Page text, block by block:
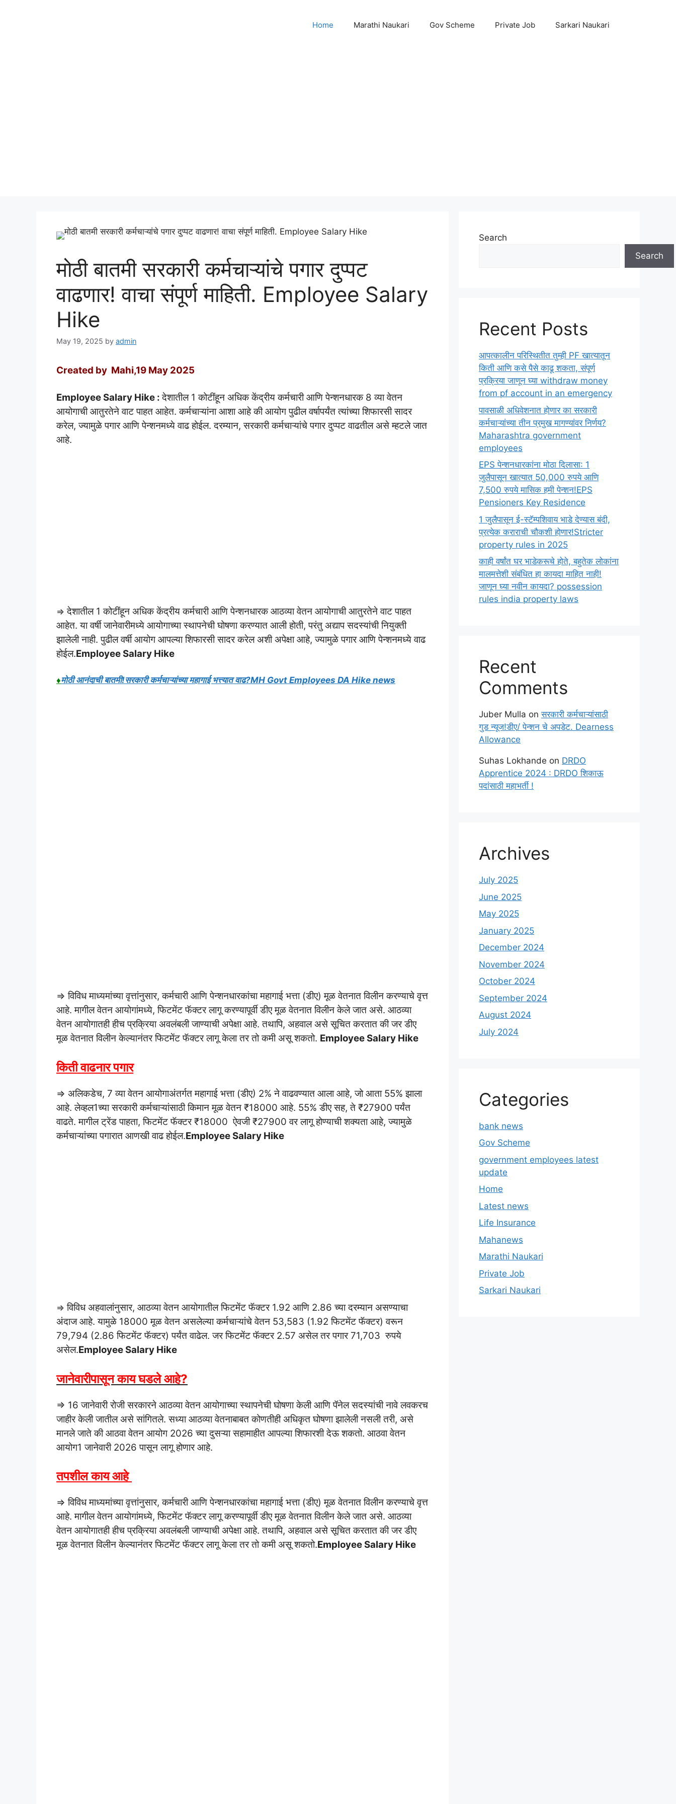
Home Marathi Naukari Gov Scheme Private Job Sarkari Naukari
मोठी बातमी सरकारी कर्मचाऱ्यांचे पगार दुप्पट
वाढणार! वाचा संपूर्ण माहिती. Employee Salary
Hike
May 19, 2025 by admin
Created by Mahi,19 May 2025
Employee Salary Hike :देशातील 1 कोटींहून अधिक केंद्रीय कर्मचारी आणि पेन्शनधारक 8 व्या वेतन
आयोगाची आतुरतेने वाट पाहत आहेत. कर्मचाऱ्यांना आशा आहे की आयोग पुढील वर्षापर्यंत त्यांच्या शिफारसी सादर
करेल, ज्यामुळे पगार आणि पेन्शनमध्ये वाढ होईल. दरम्यान, सरकारी कर्मचाऱ्यांचे पगार दुप्पट वाढतील असे म्हटले जात
आहे.
⇒देशातील 1 कोटींहून अधिक केंद्रीय कर्मचारी आणि पेन्शनधारक आठव्या वेतन आयोगाची आतुरतेने वाट पाहत
आहेत. या वर्षी जानेवारीमध्ये आयोगाच्या स्थापनेची घोषणा करण्यात आली होती, परंतु अद्याप सदस्यांची नियुक्ती
झालेली नाही. पुढील वर्षी आयोग आपल्या शिफारसी सादर करेल अशी अपेक्षा आहे, ज्यामुळे पगार आणि पेन्शनमध्ये वाढ
होईल.Employee Salary Hike
♦मोठी आनंदाची बातमी!सरकारी कर्मचाऱ्यांच्या महागाई भत्त्यात वाढ?MH Govt Employees DA Hike news
⇒ विविध माध्यमांच्या वृत्तांनुसार, कर्मचारी आणि पेन्शनधारकांचा महागाई भत्ता (डीए) मूळ वेतनात विलीन करण्याचे वृत्त
आहे. मागील वेतन आयोगांमध्ये, फिटमेंट फॅक्टर लागू करण्यापूर्वी डीए मूळ वेतनात विलीन केले जात असे. आठव्या
वेतन आयोगातही हीच प्रक्रिया अवलंबली जाण्याची अपेक्षा आहे. तथापि, अहवाल असे सूचित करतात की जर डीए
मूळ वेतनात विलीन केल्यानंतर फिटमेंट फॅक्टर लागू केला तर तो कमी असू शकतो. Employee Salary Hike
किती वाढनार पगार
⇒ अलिकडेच, 7 व्या वेतन आयोगाअंतर्गत महागाई भत्ता (डीए) 2% ने वाढवण्यात आला आहे, जो आता 55% झाला
आहे. लेव्हल1च्या सरकारी कर्मचाऱ्यांसाठी किमान मूळ वेतन ₹18000 आहे. 55% डीए सह, ते ₹27900 पर्यंत
वाढते. मागील ट्रेंड पाहता, फिटमेंट फॅक्टर ₹18000 ऐवजी ₹27900 वर लागू होण्याची शक्यता आहे, ज्यामुळे
कर्मचाऱ्यांच्या पगारात आणखी वाढ होईल.Employee Salary Hike
⇒ विविध अहवालांनुसार, आठव्या वेतन आयोगातील फिटमेंट फॅक्टर 1.92 आणि 2.86 च्या दरम्यान असण्याचा
अंदाज आहे. यामुळे 18000 मूळ वेतन असलेल्या कर्मचाऱ्यांचे वेतन 53,583 (1.92 फिटमेंट फॅक्टर) वरून
79,794 (2.86 फिटमेंट फॅक्टर) पर्यंत वाढेल. जर फिटमेंट फॅक्टर 2.57 असेल तर पगार 71,703 रुपये
असेल.Employee Salary Hike
जानेवारीपासून काय घडले आहे?
⇒ 16 जानेवारी रोजी सरकारने आठव्या वेतन आयोगाच्या स्थापनेची घोषणा केली आणि पॅनेल सदस्यांची नावे लवकरच
जाहीर केली जातील असे सांगितले. सध्या आठव्या वेतनाबाबत कोणतीही अधिकृत घोषणा झालेली नसली तरी, असे
मानले जाते की आठवा वेतन आयोग 2026 च्या दुसऱ्या सहामाहीत आपल्या शिफारशी देऊ शकतो. आठवा वेतन
आयोग1 जानेवारी 2026 पासून लागू होणार आहे.
तपशील काय आहे
⇒ विविध माध्यमांच्या वृत्तांनुसार, कर्मचारी आणि पेन्शनधारकांचा महागाई भत्ता (डीए) मूळ वेतनात विलीन करण्याचे वृत्त
आहे. मागील वेतन आयोगांमध्ये, फिटमेंट फॅक्टर लागू करण्यापूर्वी डीए मूळ वेतनात विलीन केले जात असे. आठव्या
वेतन आयोगातही हीच प्रक्रिया अवलंबली जाण्याची अपेक्षा आहे. तथापि, अहवाल असे सूचित करतात की जर डीए
मूळ वेतनात विलीन केल्यानंतर फिटमेंट फॅक्टर लागू केला तर तो कमी असू शकतो.Employee Salary Hike
Search
Search
Recent Posts
आपत्कालीन परिस्थितीत तुम्ही PF खात्यातून
किती आणि कसे पैसे काढू शकता, संपूर्ण
प्रक्रिया जाणून घ्या withdraw money
from pf account in an emergency
पावसाळी अधिवेशनात होणार का सरकारी
कर्मचाऱ्यांच्या तीन प्रमुख मागण्यांवर निर्णय?
Maharashtra government
employees
EPS पेन्शनधारकांना मोठा दिलासा: 1
जुलैपासून खात्यात 50,000 रुपये आणि
7,500 रुपये मासिक हमी पेन्शन!EPS
Pensioners Key Residence
1 जुलैपासून ई-स्टॅम्पशिवाय भाडे देण्यास बंदी,
प्रत्येक कराराची चौकशी होणार!Stricter
property rules in 2025
काही वर्षांत घर भाडेकरूचे होते, बहुतेक लोकांना
मालमत्तेशी संबंधित हा कायदा माहित नाही!
जाणून घ्या नवीन कायदा? possession
rules india property laws
Recent
Comments
Juber Mulla onसरकारी कर्मचाऱ्यांसाठी
गुड न्यूज!डीए/ पेन्शन चे अपडेट. Dearness
Allowance
Suhas Lokhande on DRDO
Apprentice 2024 : DRDO शिकाऊ
पदांसाठी महाभर्ती !
Archives
July 2025
June 2025
May 2025
January 2025
December 2024
November 2024
October 2024
September 2024
August 2024
July 2024
Categories
bank news
Gov Scheme
government employees latest
update
Home
Latest news
Life Insurance
Mahanews
Marathi Naukari
Private Job
Sarkari Naukari